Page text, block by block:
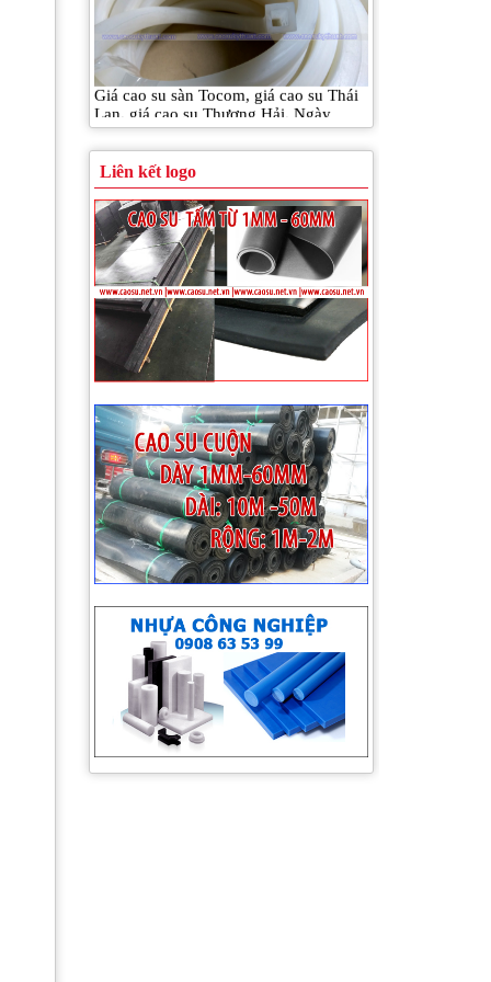
Giá cao su sàn Tocom, giá cao su Thái
Lan, giá cao su Thượng Hải, Ngày
30/06/2020
Giá cao su sàn Tocom, giá cao su Thái
Lan, giá cao su Thượng Hải, Ngày
29/06/2020
Giá cao su sàn Tocom, giá cao su Thái
Lan, giá cao su Thượng Hải, Ngày
26/06/2020
Giá cao su sàn Tocom, giá cao su Thái
Lan, giá cao su Thượng Hải, Ngày
Liên kết logo